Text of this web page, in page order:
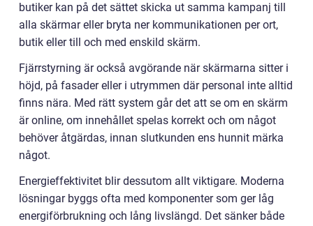
butiker kan på det sättet skicka ut samma kampanj till
alla skärmar eller bryta ner kommunikationen per ort,
butik eller till och med enskild skärm.
Fjärrstyrning är också avgörande när skärmarna sitter i
höjd, på fasader eller i utrymmen där personal inte alltid
finns nära. Med rätt system går det att se om en skärm
är online, om innehållet spelas korrekt och om något
behöver åtgärdas, innan slutkunden ens hunnit märka
något.
Energieffektivitet blir dessutom allt viktigare. Moderna
lösningar byggs ofta med komponenter som ger låg
energiförbrukning och lång livslängd. Det sänker både